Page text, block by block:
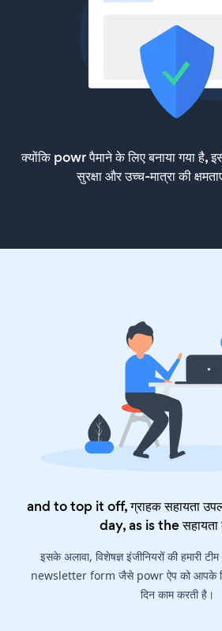
क्योंकि powr पैमाने के लिए बनाया गया है,
सुरक्षा और उच्च-मात्रा की
and to top it off, ग्राहक सहायता
day, as is the
इसके अलावा, विशेषज्ञ इंजीनियरों की हमारी
newsletter form जैसे powr ऐप को आपके
दिन काम करती है।